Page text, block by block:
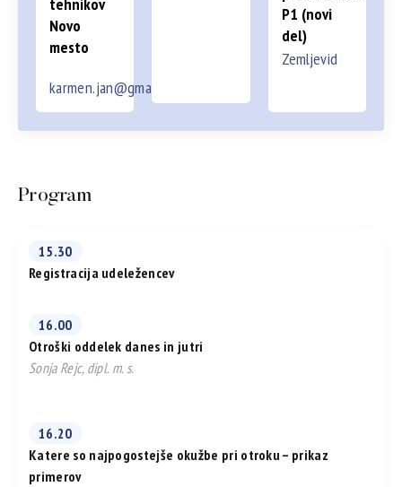
tehnikov
Novo
mesto
karmen.jan@gmail.com
P1 (novi
del)
Zemljevid
Program
15.30
Registracija udeležencev
16.00
Otroški oddelek danes in jutri
Sonja Rejc, dipl. m. s.
16.20
Katere so najpogostejše okužbe pri otroku – prikaz
primerov